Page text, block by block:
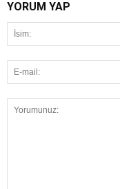
YORUM YAP